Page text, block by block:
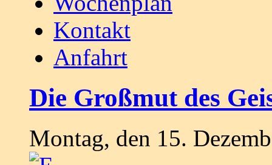
Kontakt
Anfahrt
Die Großmut des
Montag, den 15.